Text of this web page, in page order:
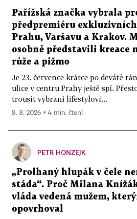
Pařížská značka vybrala
předpremiéru
Prahu, Varšavu a Krakov.
osobně představili kreace
růže a pižmo
Je 23. července krátce po deváté
ulice v centru Prahy ještě spí.
trousit vybraní lifestyloví...
8. 8. 2026 ▪ 4 min. čtení
PETR HONZEJK
„Prolhaný hlupák v čele
stáda“. Proč Milana
vláda vedená mužem,
opovrhoval